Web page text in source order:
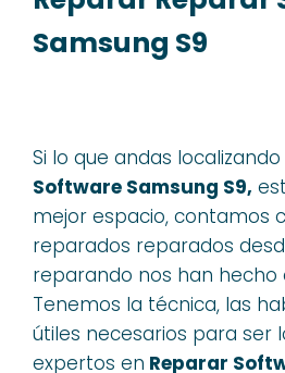
Samsung S9
Si lo que andas localizando
Software Samsung S9,
mejor espacio, contamos
reparados reparados
reparando nos han hecho
Tenemos la técnica, las
útiles necesarios para ser
expertos en Reparar